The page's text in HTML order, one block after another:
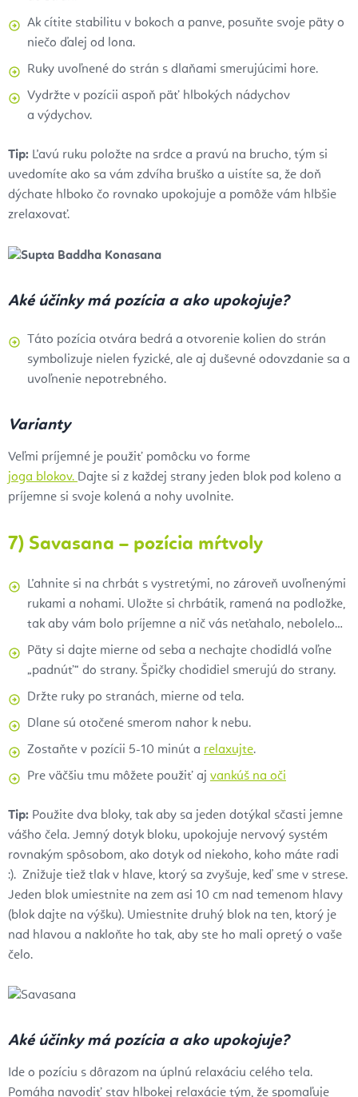
Ak cítite stabilitu v bokoch a panve, posuňte svoje päty o
niečo ďalej od lona.
Ruky uvoľnené do strán s dlaňami smerujúcimi hore.
Vydržte v pozícii aspoň päť hlbokých nádychov
a výdychov.
Tip: Ľavú ruku položte na srdce a pravú na brucho, tým si
uvedomíte ako sa vám zdvíha bruško a uistíte sa, že doň
dýchate hlboko čo rovnako upokojuje a pomôže vám hlbšie
zrelaxovať.
Aké účinky má pozícia a ako upokojuje?
Táto pozícia otvára bedrá a otvorenie kolien do strán
symbolizuje nielen fyzické, ale aj duševné odovzdanie sa a
uvoľnenie nepotrebného.
Varianty
Veľmi príjemné je použiť pomôcku vo forme
joga blokov. Dajte si z každej strany jeden blok pod koleno a
príjemne si svoje kolená a nohy uvolnite.
7) Savasana – pozícia mŕtvoly
Ľahnite si na chrbát s vystretými, no zároveň uvoľnenými
rukami a nohami. Uložte si chrbátik, ramená na podložke,
tak aby vám bolo príjemne a nič vás neťahalo, nebolelo…
Päty si dajte mierne od seba a nechajte chodidlá voľne
„padnúť“ do strany. Špičky chodidiel smerujú do strany.
Držte ruky po stranách, mierne od tela.
Dlane sú otočené smerom nahor k nebu.
Zostaňte v pozícii 5-10 minút a relaxujte.
Pre väčšiu tmu môžete použiť aj vankúš na oči
Tip: Použite dva bloky, tak aby sa jeden dotýkal sčasti jemne
vášho čela. Jemný dotyk bloku, upokojuje nervový systém
rovnakým spôsobom, ako dotyk od niekoho, koho máte radi
:). Znižuje tiež tlak v hlave, ktorý sa zvyšuje, keď sme v strese.
Jeden blok umiestnite na zem asi 10 cm nad temenom hlavy
(blok dajte na výšku). Umiestnite druhý blok na ten, ktorý je
nad hlavou a nakloňte ho tak, aby ste ho mali opretý o vaše
čelo.
Aké účinky má pozícia a ako upokojuje?
Ide o pozíciu s dôrazom na úplnú relaxáciu celého tela.
Pomáha navodiť stav hlbokej relaxácie tým, že spomaľuje